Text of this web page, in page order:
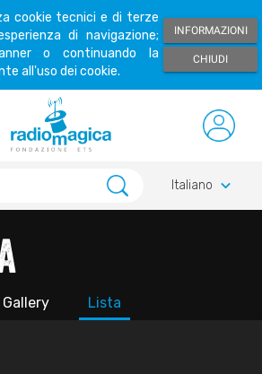
cookie tecnici e di terze
di navigazione;
o continuando la
all'uso dei cookie.
INFORMAZIONI
CHIUDI
Italiano keyboard_arrow_down
Gallery Lista